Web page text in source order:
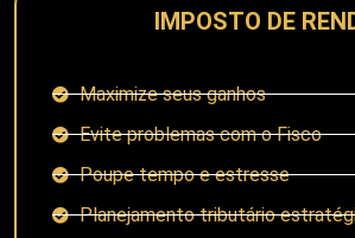
IMPOSTO DE
Maximize seus ganhos
Evite problemas com o Fisco
Poupe tempo e estresse
Planejamento tributário